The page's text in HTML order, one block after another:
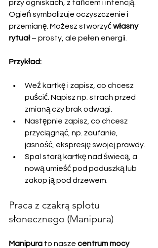
przy ogniskach, z tańcem i intencją.
Ogień symbolizuje oczyszczenie i
przemianę. Możesz stworzyć własny
rytuał – prosty, ale pełen energii.
Przykład:
Weź kartkę i zapisz, co chcesz
puścić. Napisz np. strach przed
zmianą czy brak odwagi.
Następnie zapisz, co chcesz
przyciągnąć, np. zaufanie,
jasność, ekspresję swojej prawdy.
Spal starą kartkę nad świecą, a
nową umieść pod poduszką lub
zakop ją pod drzewem.
Praca z czakrą splotu
słonecznego (Manipura)
Manipura to nasze centrum mocy